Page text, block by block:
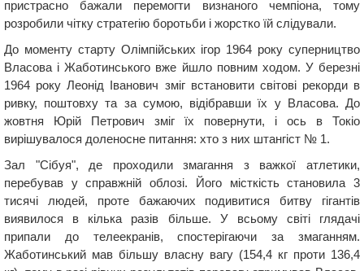
пристрасно бажали перемогти визнаного чемпіона, тому
розробили чітку стратегію боротьби і жорстко їй слідували.
До моменту старту Олімпійських ігор 1964 року суперництво
Власова і Жаботинського вже йшло повним ходом. У березні
1964 року Леонід Іванович зміг встановити світові рекорди в
ривку, поштовху та за сумою, відібравши їх у Власова. До
жовтня Юрій Петрович зміг їх повернути, і ось в Токіо
вирішувалося доленосне питання: хто з них штангіст № 1.
Зал "Сібуя", де проходили змагання з важкої атлетики,
перебував у справжній облозі. Його місткість становила 3
тисячі людей, проте бажаючих подивитися битву гігантів
виявилося в кілька разів більше. У всьому світі глядачі
припали до телеекранів, спостерігаючи за змаганням.
Жаботинський мав більшу власну вагу (154,4 кг проти 136,4